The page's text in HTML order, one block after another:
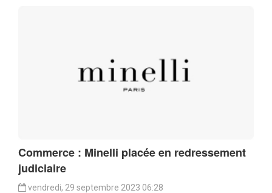
Commerce : Minelli placée en redressement
judiciaire
vendredi, 29 septembre 2023 06:28